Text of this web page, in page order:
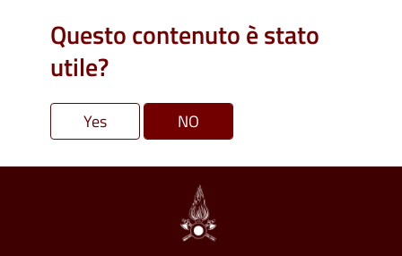
Questo contenuto è stato
utile?